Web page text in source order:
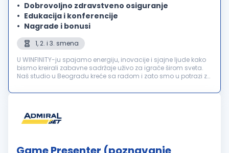
Dobrovoljno zdravstveno osiguranje
Edukacija i konferencije
Nagrade i bonusi
1, 2. i 3. smena
U WINFINITY-ju spajamo energiju, inovacije i sjajne ljude kako
bismo kreirali zabavne sadržaje uživo za igrače širom sveta.
Naš studio u Beogradu kreće sa radom i zato smo u potrazi za